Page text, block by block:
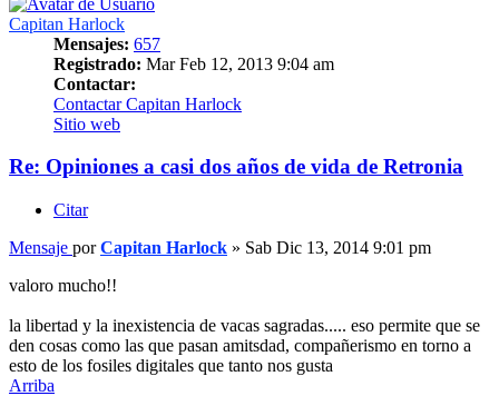
Capitan Harlock
Mensajes: 657
Registrado: Mar Feb 12, 2013 9:04 am
Contactar:
Contactar Capitan Harlock
Sitio web
Re: Opiniones a casi dos años de vida de Retronia
Citar
Mensaje porCapitan Harlock » Sab Dic 13, 2014 9:01 pm
valoro mucho!!
la libertad y la inexistencia de vacas sagradas..... eso permite que se
den cosas como las que pasan amitsdad, compañerismo en torno a
esto de los fosiles digitales que tanto nos gusta
Arriba